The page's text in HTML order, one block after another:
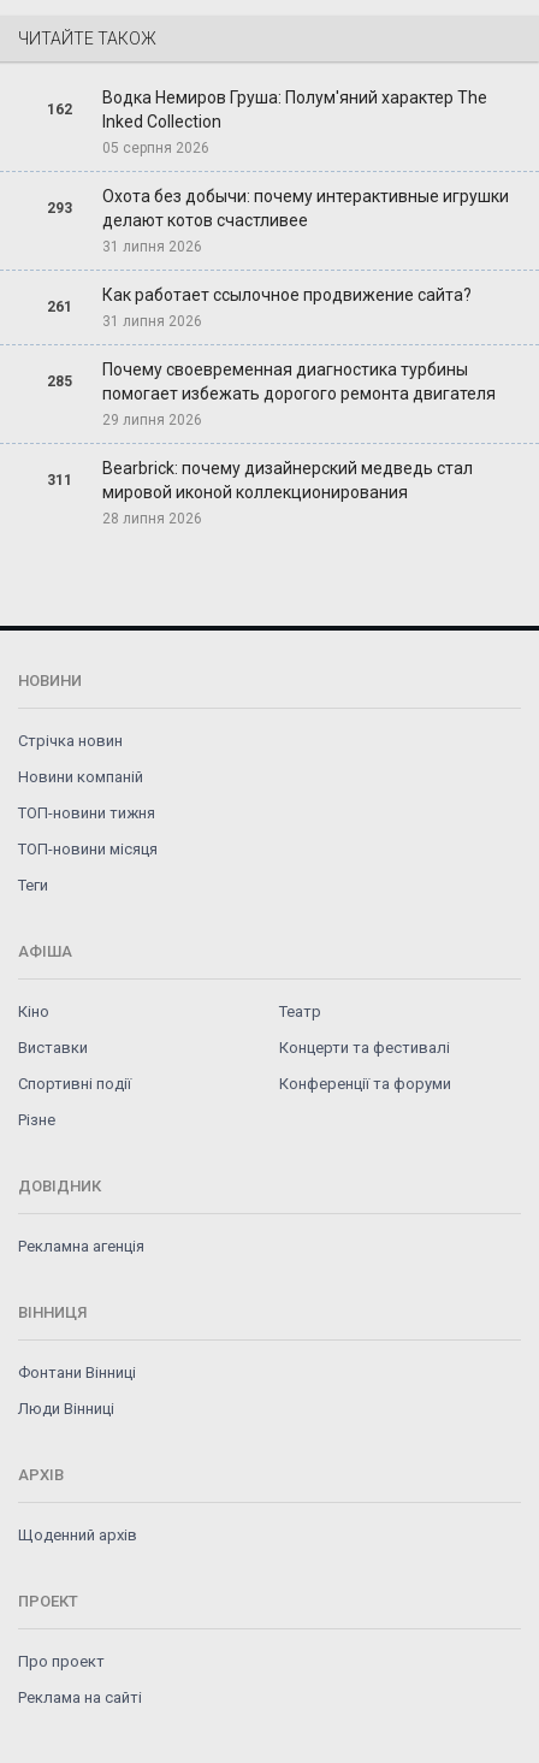
ЧИТАЙТЕ ТАКОЖ
162
Водка Немиров Груша: Полум'яний характер The
Inked Collection
05 серпня 2026
293
Охота без добычи: почему интерактивные игрушки
делают котов счастливее
31 липня 2026
261
Как работает ссылочное продвижение сайта?
31 липня 2026
285
Почему своевременная диагностика турбины
помогает избежать дорогого ремонта двигателя
29 липня 2026
311
Bearbrick: почему дизайнерский медведь стал
мировой иконой коллекционирования
28 липня 2026
НОВИНИ
Стрічка новин
Новини компаній
ТОП-новини тижня
ТОП-новини місяця
Теги
АФІША
Кіно
Театр
Виставки
Концерти та фестивалі
Спортивні події
Конференції та форуми
Різне
ДОВІДНИК
Рекламна агенція
ВІННИЦЯ
Фонтани Вінниці
Люди Вінниці
АРХІВ
Щоденний архів
ПРОЕКТ
Про проект
Реклама на сайті